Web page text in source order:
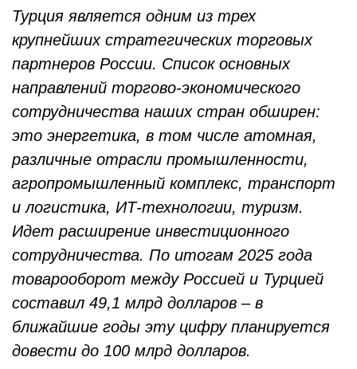
Турция является одним из трех
крупнейших стратегических торговых
партнеров России. Список основных
направлений торгово-экономического
сотрудничества наших стран обширен:
это энергетика, в том числе атомная,
различные отрасли промышленности,
агропромышленный комплекс, транспорт
и логистика, ИТ-технологии, туризм.
Идет расширение инвестиционного
сотрудничества. По итогам 2025 года
товарооборот между Россией и Турцией
составил 49,1 млрд долларов – в
ближайшие годы эту цифру планируется
довести до 100 млрд долларов.